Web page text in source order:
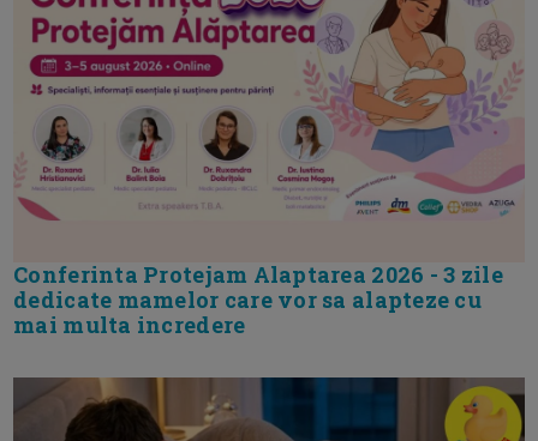
Conferinta Protejam Alaptarea 2026 - 3 zile
dedicate mamelor care vor sa alapteze cu
mai multa incredere